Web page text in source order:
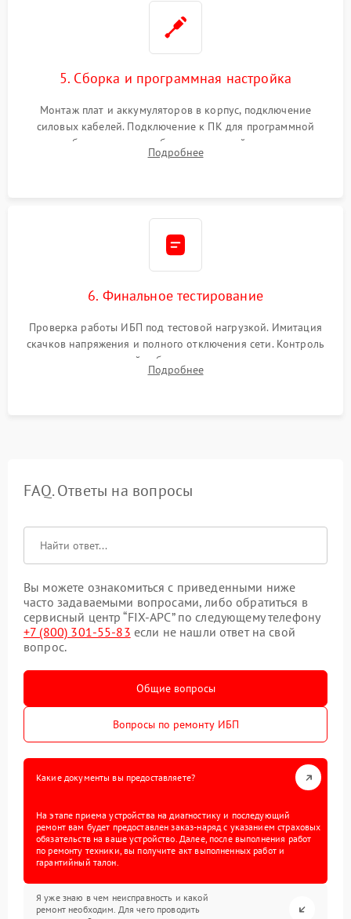
5. Сборка и программная настройка
Монтаж плат и аккумуляторов в корпус, подключение
силовых кабелей. Подключение к ПК для программной
калибровки констант батареи, настройки порогов
срабатывания AVR и сброса счетчиков старения АКБ.
Подробнее
6. Финальное тестирование
Проверка работы ИБП под тестовой нагрузкой. Имитация
скачков напряжения и полного отключения сети. Контроль
времени автономной работы, температурного режима и
корректности формы выходного сигнала.
Подробнее
FAQ. Ответы на вопросы
Вы можете ознакомиться с приведенными ниже
часто задаваемыми вопросами, либо обратиться в
сервисный центр “FIX-APC” по следующему телефону
+7 (800) 301-55-83 если не нашли ответ на свой
вопрос.
Общие вопросы
Вопросы по ремонту ИБП
Какие документы вы предоставляете?
На этапе приема устройства на диагностику и последующий
ремонт вам будет предоставлен заказ-наряд с указанием страховых
обязательств на ваше устройство. Далее, после выполнения работ
по ремонту техники, вы получите акт выполненных работ и
гарантийный талон.
Я уже знаю в чем неисправность и какой
ремонт необходим. Для чего проводить